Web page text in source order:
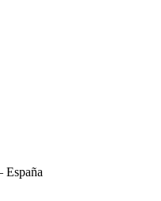
España